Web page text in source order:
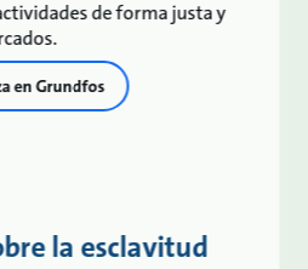
de forma justa y
en Grundfos
la esclavitud